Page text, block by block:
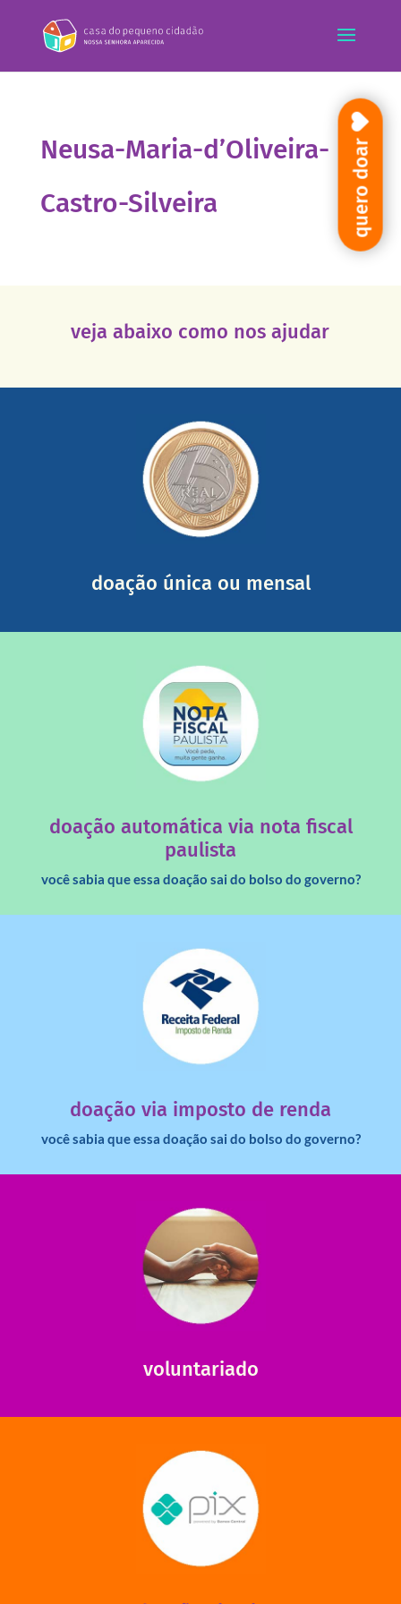
Neusa-Maria-d’Oliveira-
Castro-Silveira
veja abaixo como nos ajudar
doação única ou mensal
mail mostrando tudo o que fizemos com a sua ajuda
somada a de outras pessoas.
saiba mais
doação automática via nota fiscal
paulista
você sabia que essa doação sai do bolso do governo?
saiba mais
doação via imposto de renda
você sabia que essa doação sai do bolso do governo?
dinheiro deixa de ir para o governo?
saiba mais
voluntariado
ajudar com certos assuntos. Entre em contato conosco e
saiba como nos ajudar.
saiba mais
via PIX? Elas também são muito importantes para
mantermos nossas unidades em funcionamento!
saiba mais
quero doar